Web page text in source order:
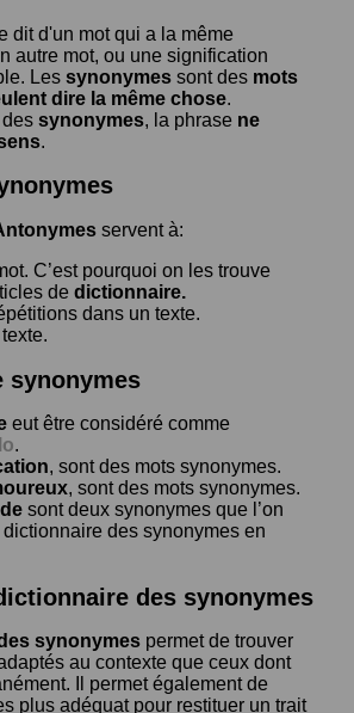
dit d'un mot qui a la même
autre mot, ou une signification
Les synonymes sont des mots
dire la même chose.
des synonymes, la phrase ne
.
servent à:
C’est pourquoi on les trouve
de dictionnaire.
dans un texte.
synonymes
eut être considéré comme
.
, sont des mots synonymes.
, sont des mots synonymes.
sont deux synonymes que l’on
des synonymes en
des synonymes
synonymes permet de trouver
au contexte que ceux dont
Il permet également de
plus adéquat pour restituer un trait